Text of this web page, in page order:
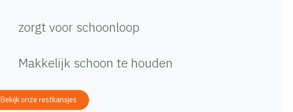
zorgt voor schoonloop
Makkelijk schoon te houden
Bekijk onze restkansjes